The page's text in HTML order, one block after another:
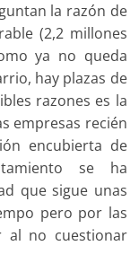
la razón de
(2,2 millones
ya no queda
hay plazas de
razones es la
empresas recién
encubierta de
se ha
que sigue unas
pero por las
al no cuestionar